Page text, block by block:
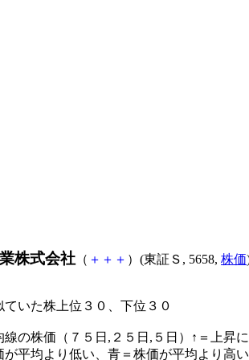
株式会社 （ ＋ ＋ ＋ ）(東証Ｓ, 5658, 株価
ていた株上位３０、下位３０
線の株価（７５日,２５日,５日）↑＝上昇
が平均より低い、青＝株価が平均より高い